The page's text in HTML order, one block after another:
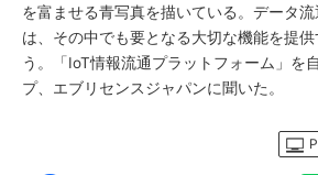
を富ませる青写真を描いている。データ
は、その中でも要となる大切な機能を提
う。「IoT情報流通プラットフォーム」を
プ、エブリセンスジャパンに聞いた。